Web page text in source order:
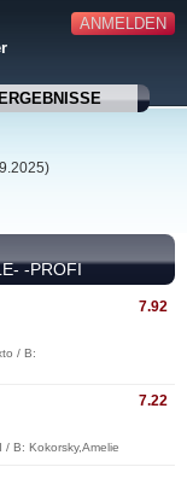
ANMELDEN
ERGEBNISSE
-PROFI
7.92
/ B:
7.22
B: Kokorsky,Amelie